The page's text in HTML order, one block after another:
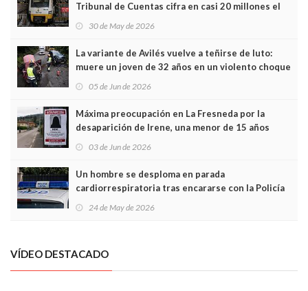
Tribunal de Cuentas cifra en casi 20 millones el
sobrecoste de los trenes que no cabían por los
30 de May de 2026
La variante de Avilés vuelve a teñirse de luto:
muere un joven de 32 años en un violento choque
frontal
05 de Jun de 2026
Máxima preocupación en La Fresneda por la
desaparición de Irene, una menor de 15 años
03 de Jun de 2026
Un hombre se desploma en parada
cardiorrespiratoria tras encararse con la Policía
Local en Luanco
24 de May de 2026
VÍDEO DESTACADO